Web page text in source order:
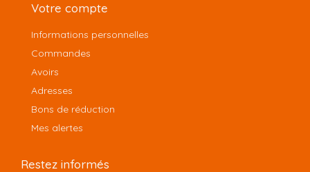
Votre compte
Informations personnelles
Commandes
Avoirs
Adresses
Bons de réduction
Mes alertes
Restez informés